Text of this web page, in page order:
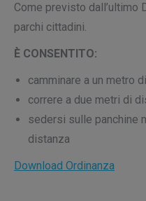
Come previsto dall’ultimo
parchi cittadini.
È CONSENTITO:
camminare a un metro
correre a due metri di
sedersi sulle panchine
distanza
Download Ordinanza